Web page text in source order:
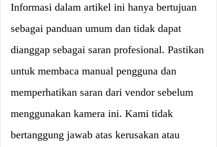
Informasi dalam artikel ini hanya bertujuan
sebagai panduan umum dan tidak dapat
dianggap sebagai saran profesional. Pastikan
untuk membaca manual pengguna dan
memperhatikan saran dari vendor sebelum
menggunakan kamera ini. Kami tidak
bertanggung jawab atas kerusakan atau